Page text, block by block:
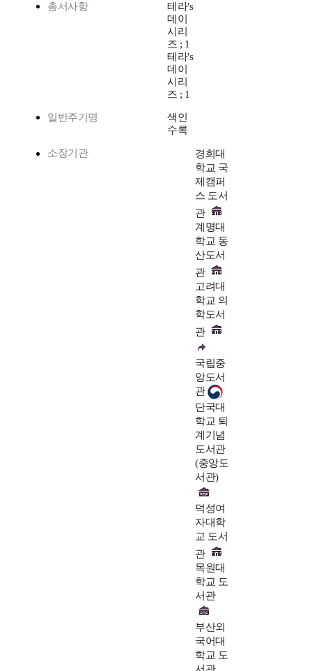
총서사항
테라's
데이
시리
즈 ; 1
테라's
데이
시리
즈 ; 1
일반주기명
색인
수록
소장기관
경희대
학교 국
제캠퍼
스 도서
관
계명대
학교 동
산도서
관
고려대
학교 의
학도서
관
국립중
앙도서
관
단국대
학교 퇴
계기념
도서관
(중앙도
서관)
덕성여
자대학
교 도서
관
목원대
학교 도
서관
부산외
국어대
학교 도